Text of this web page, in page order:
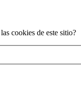
cookies de este sitio?